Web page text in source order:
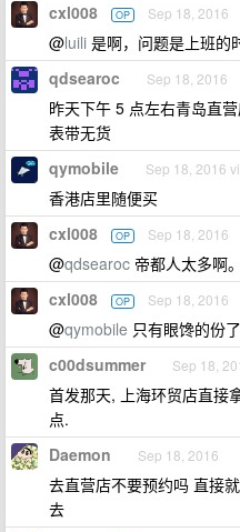
cxl008 OP Sep 18, 2016
@luili 是啊，问题是上班的
qdsearoc Sep 18, 2016
昨天下午 5 点左右青岛直
表带无货
qymobile Sep 18, 2016
香港店里随便买
cxl008 OP Sep 18, 2016
@qdsearoc 帝都人太多啊
cxl008 OP Sep 18, 2016
@qymobile 只有眼馋的份了
c00dsummer Sep 18,
首发那天, 上海环贸店直接
点.
Daemon Sep 18, 2016
去直营店不要预约吗 直接
去